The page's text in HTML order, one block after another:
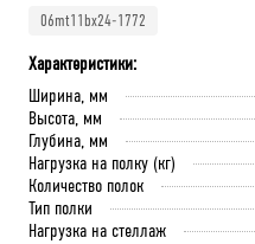
06mt11bx24-1772
Характеристики:
Ширина, мм
Высота, мм
Глубина, мм
Нагрузка на полку (кг)
Количество полок
Тип полки
Нагрузка на стеллаж